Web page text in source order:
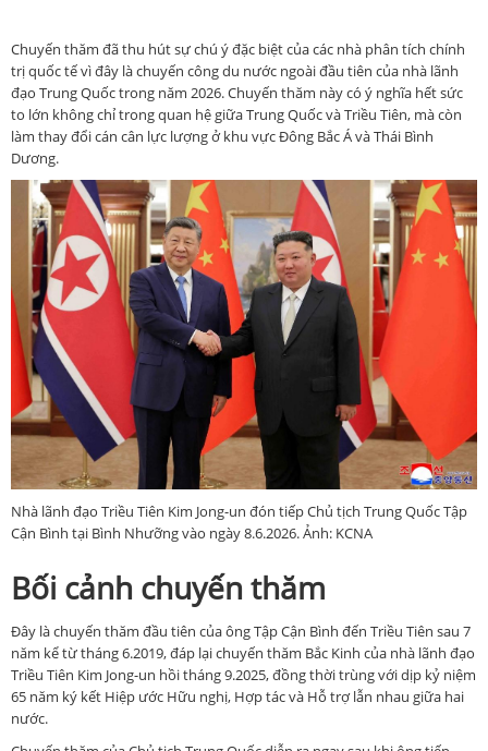
Chuyến thăm đã thu hút sự chú ý đặc biệt của các nhà phân tích chính
trị quốc tế vì đây là chuyến công du nước ngoài đầu tiên của nhà lãnh
đạo Trung Quốc trong năm 2026. Chuyến thăm này có ý nghĩa hết sức
to lớn không chỉ trong quan hệ giữa Trung Quốc và Triều Tiên, mà còn
làm thay đổi cán cân lực lượng ở khu vực Đông Bắc Á và Thái Bình
Dương.
Nhà lãnh đạo Triều Tiên Kim Jong-un đón tiếp Chủ tịch Trung Quốc Tập
Cận Bình tại Bình Nhưỡng vào ngày 8.6.2026. Ảnh: KCNA
Bối cảnh chuyến thăm
Đây là chuyến thăm đầu tiên của ông Tập Cận Bình đến Triều Tiên sau 7
năm kể từ tháng 6.2019, đáp lại chuyến thăm Bắc Kinh của nhà lãnh đạo
Triều Tiên Kim Jong-un hồi tháng 9.2025, đồng thời trùng với dịp kỷ niệm
65 năm ký kết Hiệp ước Hữu nghị, Hợp tác và Hỗ trợ lẫn nhau giữa hai
nước.